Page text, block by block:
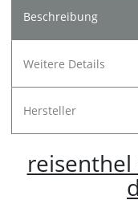
Beschreibung
Weitere Details
Hersteller
reisenthel